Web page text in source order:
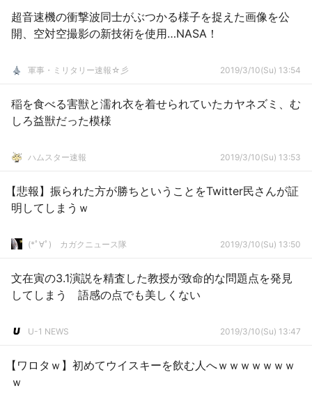
超音速機の衝撃波同士がぶつかる様子を捉えた画像を公
開、空対空撮影の新技術を使用…NASA！
軍事・ミリタリー速報☆彡 2019/3/10(Su) 13:54
稲を食べる害獣と濡れ衣を着せられていたカヤネズミ、む
しろ益獣だった模様
ハムスター速報 2019/3/10(Su) 13:53
【悲報】振られた方が勝ちということをTwitter民さんが証
明してしまうｗ
(*ﾟ∀ﾟ)ゞカガクニュース隊 2019/3/10(Su) 13:50
文在寅の3.1演説を精査した教授が致命的な問題点を発見
してしまう 語感の点でも美しくない
U-1 NEWS 2019/3/10(Su) 13:47
【ワロタｗ】初めてウイスキーを飲む人へｗｗｗｗｗｗｗ
ｗ